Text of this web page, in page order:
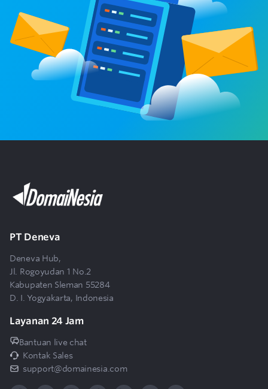
handphone?
7
Kenapa saya harus memakai email hosting
murah DomaiNesia?
Apakah saya harus memiliki background IT
(developer, programmer) untuk bisa
memakai email bisnis?
10
Berapa User yang disediakan oleh email
11
email baru dengan email hosting?
Bagaimana cara menambah jumlah user
13
Bagaimana cara melakukan upgrade layanan
email hosting (Mailspace) DomaiNesia?
PT Deneva
Deneva Hub,
Jl. Rogoyudan 1 No.2
Kabupaten Sleman 55284
D. I. Yogyakarta, Indonesia
Layanan 24 Jam
Bantuan live chat
Kontak Sales
support@domainesia.com